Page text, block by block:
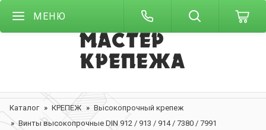
МЕНЮ
Каталог КРЕПЕЖ
Высокопрочный крепеж
Винты высокопрочные DIN 912 / 913 / 914 / 7380 / 7991